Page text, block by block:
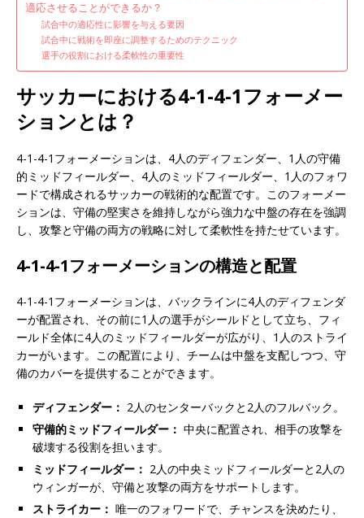
適応させることができるか？
試合中の適応性に影響を与える要因
試合中に戦術を即座に調整するためのテクニック
選手の役割における柔軟性の重要性
サッカーにおける4-1-4-1フォーメー
ションとは？
4-1-4-1フォーメーションは、4人のディフェンダー、1人の守備
的ミッドフィールダー、4人のミッドフィールダー、1人のフォワ
ードで構成されるサッカーの戦術的な配置です。このフォーメー
ションは、守備の堅実さを維持しながら強力な中盤の存在を強調
し、攻撃と守備の両方の戦略に対して柔軟性を持たせています。
4-1-4-1フォーメーションの構造と配置
4-1-4-1フォーメーションは、バックラインに4人のディフェンダ
ーが配置され、その前に1人の選手がシールドとして立ち、フィ
ールド全体に4人のミッドフィールダーが広がり、1人のストライ
カーがいます。この配置により、チームは中盤を支配しつつ、守
備のカバーを提供することができます。
ディフェンダー： 2人のセンターバックと2人のフルバック。
守備的ミッドフィールダー： 中央に配置され、相手の攻撃を
破壊する役割を担います。
ミッドフィールダー： 2人の中央ミッドフィールダーと2人の
ウィンガーが、守備と攻撃の両方をサポートします。
ストライカー： 唯一のフォワードで、チャンスを決めたり、